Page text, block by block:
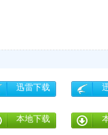
迅雷下载
本地下载